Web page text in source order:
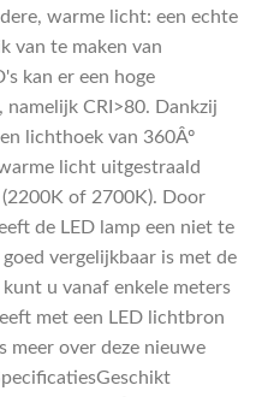
warme licht: een echte
van te maken van
kan er een hoge
CRI>80. Dankzij
lichthoek van 360Âº
licht uitgestraald
of 2700K). Door
de LED lamp een niet te
vergelijkbaar is met de
u vanaf enkele meters
met een LED lichtbron
meer over deze nieuwe